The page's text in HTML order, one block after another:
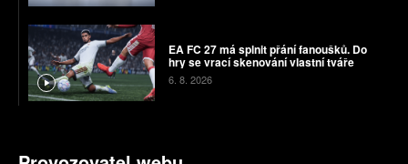
EA FC 27 má splnit přání fanoušků. Do
hry se vrací skenování vlastní tváře
6. 8. 2026